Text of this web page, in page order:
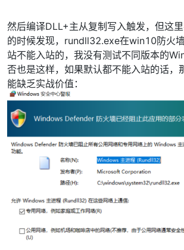
然后编译DLL+主从复制写入触发，但这
的时候发现，rundll32.exe在win10防火
站不能入站的，我没有测试不同版本的
否也是这样，如果默认都不能入站的话，
能缺乏实战价值：